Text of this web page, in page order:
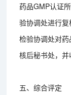
药品GMP认证
验协调处进行复
检验协调处对
核后秘书处，并
五、综合评定